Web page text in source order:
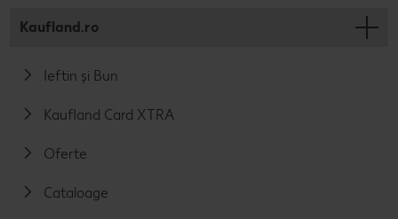
Kaufland.ro
Ieftin și Bun
Kaufland Card XTRA
Oferte
Cataloage